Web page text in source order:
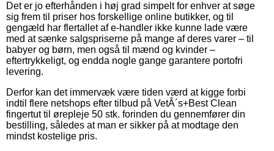
Det er jo efterhånden i høj grad simpelt for enhver at søge
sig frem til priser hos forskellige online butikker, og til
gengæld har flertallet af e-handler ikke kunne lade være
med at sænke salgspriserne på mange af deres varer – til
babyer og børn, men også til mænd og kvinder –
eftertrykkeligt, og endda nogle gange garantere portofri
levering.
Derfor kan det immervæk være tiden værd at kigge forbi
indtil flere netshops efter tilbud på VetÂ´s+Best Clean
fingertut til ørepleje 50 stk. forinden du gennemfører din
bestilling, således at man er sikker på at modtage den
mindst kostelige pris.